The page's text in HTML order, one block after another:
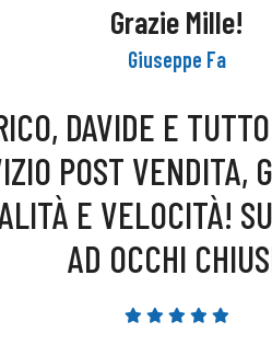
Grazie Mille!
Giuseppe Fa
DAVIDE E
POST VENDITA,
E VELOCITÀ!
AD OCCHI